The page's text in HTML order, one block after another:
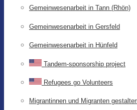
Gemeinwesenarbeit in Tann (Rhön)
Gemeinwesenarbeit in Gersfeld
Gemeinwesenarbeit in Hünfeld
Tandem-sponsorship project
Refugees go Volunteers
Migrantinnen und Migranten